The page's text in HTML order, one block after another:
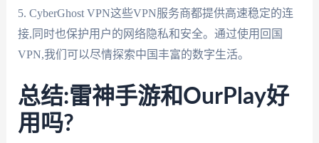
5. CyberGhost VPN这些VPN服务商都提供高速稳定的连
接,同时也保护用户的网络隐私和安全。通过使用回国
VPN,我们可以尽情探索中国丰富的数字生活。
总结:雷神手游和OurPlay好
用吗?